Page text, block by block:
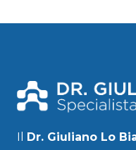
Dr. Giuliano Lo